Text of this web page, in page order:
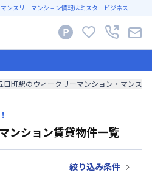
ンスリーマンション情報はミスタービジネス
日町駅のウィークリーマンション・マンス
ンション賃貸物件一覧
絞り込み条件